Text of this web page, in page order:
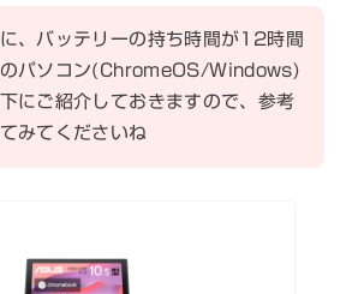
、バッテリーの持ち時間が12時間
パソコン(ChromeOS/Windows)
にご紹介しておきますので、参考
みてくださいね